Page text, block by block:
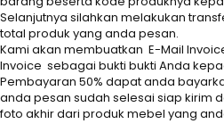
Selanjutnya silahkan melakukan
total produk yang anda pesan.
Kami akan membuatkan E-Mail
Invoice sebagai bukti bukti Anda
Pembayaran 50% dapat anda
anda pesan sudah selesai siap kirim
foto akhir dari produk mebel yang